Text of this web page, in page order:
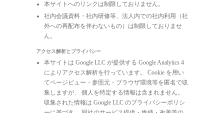
本サイトへのリンクは制限しておりません。
社内会議資料・社内研修等、法人内での社内利用（社
外への再配布を伴わないもの）は制限しておりませ
ん。
アクセス解析とプライバシー
本サイトは Google LLC が提供する Google Analytics 4
によりアクセス解析を行っています。 Cookie を用い
てページビュー・参照元・ブラウザ環境等を匿名で収
集しますが、 個人を特定する情報は含まれません。
収集された情報は Google LLC のプライバシーポリシ